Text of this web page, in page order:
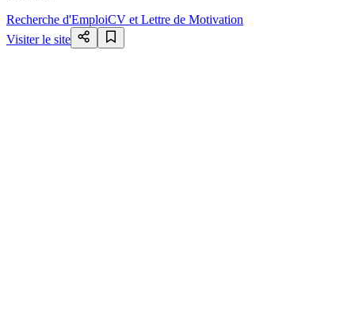
Recherche d'EmploiCV et Lettre de Motivation
Visiter le site